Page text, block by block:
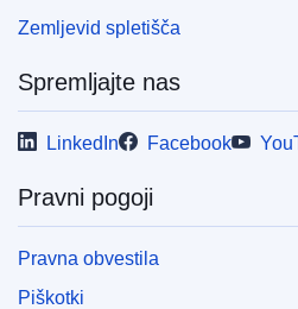
Zemljevid spletišča
Spremljajte nas
LinkedIn Facebook
Pravni pogoji
Pravna obvestila
Piškotki